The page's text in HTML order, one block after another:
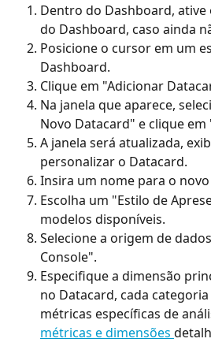
Dentro do Dashboard, ative
do Dashboard, caso ainda
Posicione o cursor em um
Dashboard.
Clique em "Adicionar
Na janela que aparece,
Novo Datacard" e clique
A janela será atualizada,
personalizar o Datacard.
Insira um nome para o
Escolha um "Estilo de
modelos disponíveis.
Selecione a origem de
Console".
Especifique a dimensão
no Datacard, cada
métricas específicas de
métricas e dimensões